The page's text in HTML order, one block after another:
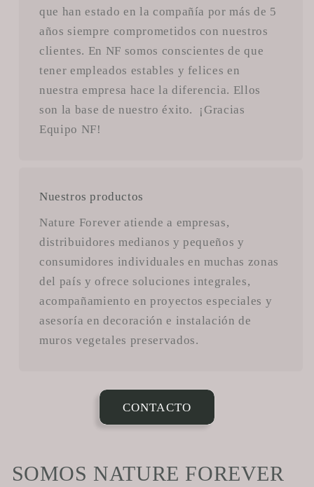
que han estado en la compañía por más de 5
años siempre comprometidos con nuestros
clientes. En NF somos conscientes de que
tener empleados estables y felices en
nuestra empresa hace la diferencia. Ellos
son la base de nuestro éxito. ¡Gracias
Equipo NF!
Nuestros productos
Nature Forever atiende a empresas,
distribuidores medianos y pequeños y
consumidores individuales en muchas zonas
del país y ofrece soluciones integrales,
acompañamiento en proyectos especiales y
asesoría en decoración e instalación de
muros vegetales preservados.
CONTACTO
SOMOS NATURE FOREVER